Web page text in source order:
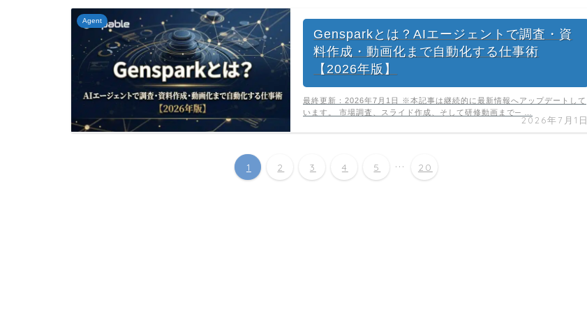
Agent
Gensparkとは？AIエージェントで調査・資
料作成・動画化まで自動化する仕事術
【2026年版】
2026年7月1日
最終更新：2026年7月1日 ※本記事は継続的に最新情報へアップデートして
います。 市場調査、スライド作成、そして研修動画まで─ …
1 2 3 4 5 ... 20